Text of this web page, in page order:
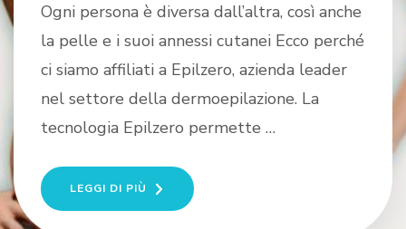
Ogni persona è diversa dall’altra, così anche
la pelle e i suoi annessi cutanei Ecco perché
ci siamo affiliati a Epilzero, azienda leader
nel settore della dermoepilazione. La
tecnologia Epilzero permette …
LEGGI DI PIÙ